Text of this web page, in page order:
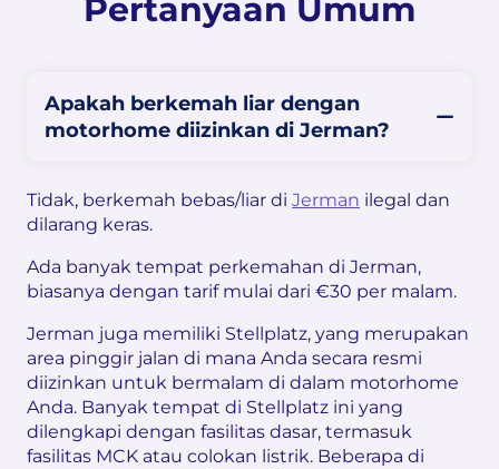
Pertanyaan Umum
Apakah berkemah liar dengan
motorhome diizinkan di Jerman?
Tidak, berkemah bebas/liar di Jerman ilegal dan
dilarang keras.
Ada banyak tempat perkemahan di Jerman,
biasanya dengan tarif mulai dari €30 per malam.
Jerman juga memiliki Stellplatz, yang merupakan
area pinggir jalan di mana Anda secara resmi
diizinkan untuk bermalam di dalam motorhome
Anda. Banyak tempat di Stellplatz ini yang
dilengkapi dengan fasilitas dasar, termasuk
fasilitas MCK atau colokan listrik. Beberapa di